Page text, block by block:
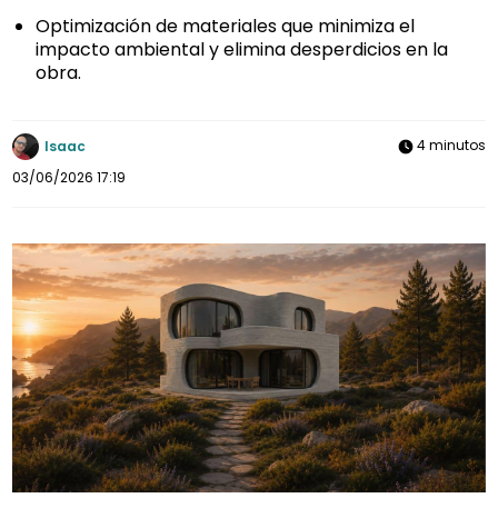
Optimización de materiales que minimiza el
impacto ambiental y elimina desperdicios en la
obra.
Isaac
03/06/2026 17:19
4 minutos